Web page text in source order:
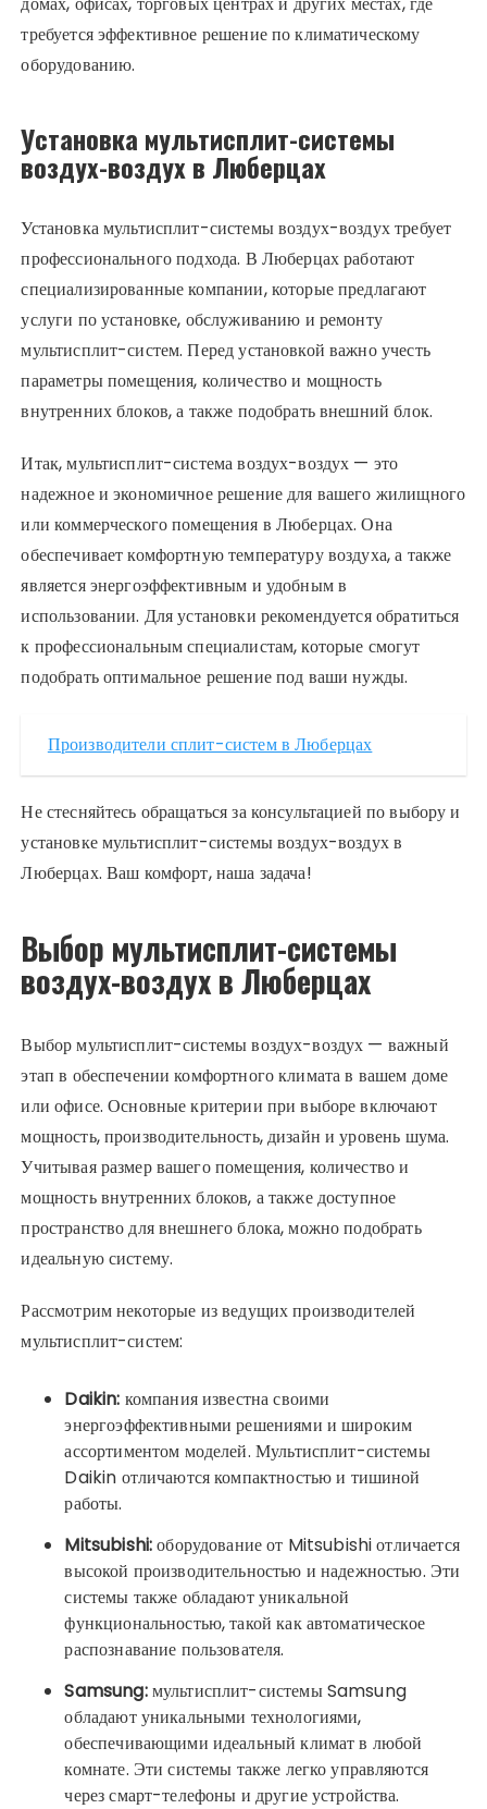
требуется эффективное решение по климатическому
оборудованию.
Установка мультисплит-системы
воздух-воздух в Люберцах
Установка мультисплит-системы воздух-воздух требует
профессионального подхода. В Люберцах работают
специализированные компании, которые предлагают
услуги по установке, обслуживанию и ремонту
мультисплит-систем. Перед установкой важно учесть
параметры помещения, количество и мощность
внутренних блоков, а также подобрать внешний блок.
Итак, мультисплит-система воздух-воздух — это
надежное и экономичное решение для вашего жилищного
или коммерческого помещения в Люберцах. Она
обеспечивает комфортную температуру воздуха, а также
является энергоэффективным и удобным в
использовании. Для установки рекомендуется обратиться
к профессиональным специалистам, которые смогут
подобрать оптимальное решение под ваши нужды.
Производители сплит-систем в Люберцах
Не стесняйтесь обращаться за консультацией по выбору и
установке мультисплит-системы воздух-воздух в
Люберцах. Ваш комфорт, наша задача!
Выбор мультисплит-системы
воздух-воздух в Люберцах
Выбор мультисплит-системы воздух-воздух — важный
этап в обеспечении комфортного климата в вашем доме
или офисе. Основные критерии при выборе включают
мощность, производительность, дизайн и уровень шума.
Учитывая размер вашего помещения, количество и
мощность внутренних блоков, а также доступное
пространство для внешнего блока, можно подобрать
идеальную систему.
Рассмотрим некоторые из ведущих производителей
мультисплит-систем:
Daikin: компания известна своими
энергоэффективными решениями и широким
ассортиментом моделей. Мультисплит-системы
Daikin отличаются компактностью и тишиной
работы.
Mitsubishi:оборудование от Mitsubishi отличается
высокой производительностью и надежностью. Эти
системы также обладают уникальной
функциональностью, такой как автоматическое
распознавание пользователя.
Samsung:мультисплит-системы Samsung
обладают уникальными технологиями,
обеспечивающими идеальный климат в любой
комнате. Эти системы также легко управляются
через смарт-телефоны и другие устройства.